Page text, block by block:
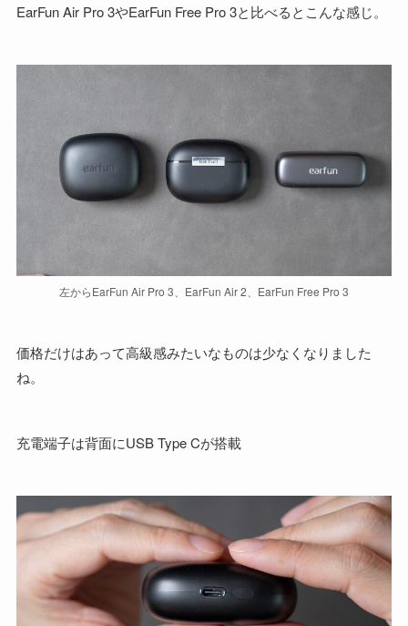
EarFun Air Pro 3やEarFun Free Pro 3と比べるとこんな感じ。
左からEarFun Air Pro 3、EarFun Air 2、EarFun Free Pro 3
価格だけはあって高級感みたいなものは少なくなりました
ね。
充電端子は背面にUSB Type Cが搭載